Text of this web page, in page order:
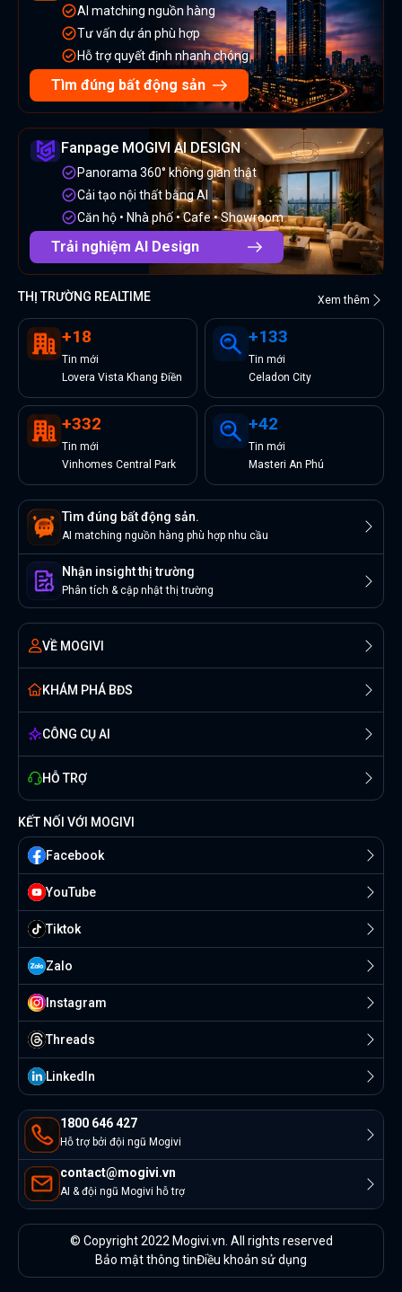
AI matching nguồn hàng
Tư vấn dự án phù hợp
Hỗ trợ quyết định nhanh chóng
Tìm đúng bất động sản
Fanpage MOGIVI AI DESIGN
Panorama 360° không gian thật
Cải tạo nội thất bằng AI
Căn hộ • Nhà phố • Cafe • Showroom
Trải nghiệm AI Design
THỊ TRƯỜNG REALTIME Xem thêm
+18
Tin mới
Lovera Vista Khang Điền
+133
Tin mới
Celadon City
+332
Tin mới
Vinhomes Central Park
+42
Tin mới
Masteri An Phú
Tìm đúng bất động sản.
AI matching nguồn hàng phù hợp nhu cầu
Nhận insight thị trường
Phân tích & cập nhật thị trường
VỀ MOGIVI
KHÁM PHÁ BĐS
CÔNG CỤ AI
HỖ TRỢ
1800 646 427
Hỗ trợ bởi đội ngũ Mogivi
contact@mogivi.vn
AI & đội ngũ Mogivi hỗ trợ
KẾT NỐI VỚI MOGIVI
Facebook
YouTube
Tiktok
Zalo
Instagram
Threads
Linkedln
© Copyright 2022 Mogivi.vn. All rights reserved
Bảo mật thông tinĐiều khoản sử dụng